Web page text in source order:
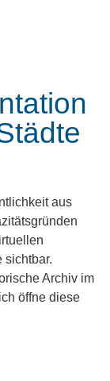
aus
sichtbar.
Archiv im
öffne diese